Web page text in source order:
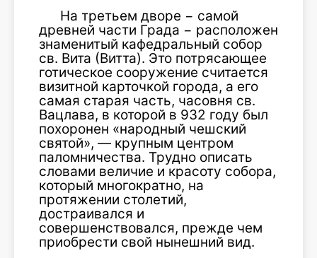
На третьем дворе − самой
древней части Града − расположен
знаменитый кафедральный собор
св. Вита (Витта). Это потрясающее
готическое сооружение считается
визитной карточкой города, а его
самая старая часть, часовня св.
Вацлава, в которой в 932 году был
похоронен «народный чешский
святой», — крупным центром
паломничества. Трудно описать
словами величие и красоту собора,
который многократно, на
протяжении столетий,
достраивался и
совершенствовался, прежде чем
приобрести свой нынешний вид.